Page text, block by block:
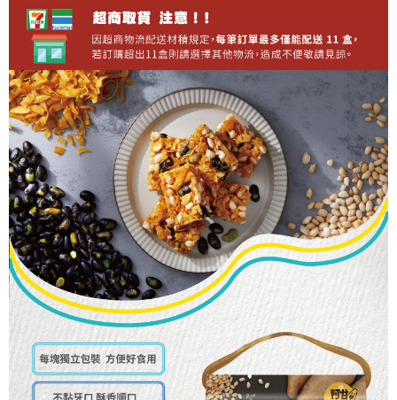
每筆NT$60，滿NT$699(含以上)免運費
7-11取貨付款
每筆NT$60，滿NT$699(含以上)免運費
付款後7-11取貨
每筆NT$60，滿NT$699(含以上)免運費
常溫宅配
每筆NT$120，滿NT$1,500(含以上)免運費